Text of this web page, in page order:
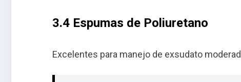
3.4 Espumas de Poliuretano
Excelentes para manejo de exsudato